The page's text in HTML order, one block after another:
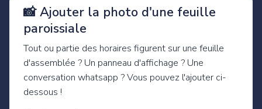
📸 Ajouter la photo d'une feuille
paroissiale
Tout ou partie des horaires figurent sur une feuille
d'assemblée ? Un panneau d'affichage ? Une
conversation whatsapp ? Vous pouvez l'ajouter ci-
dessous !